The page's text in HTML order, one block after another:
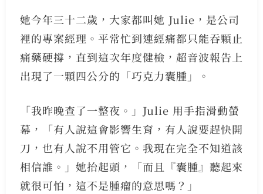
她今年三十二歲，大家都叫她 Julie，是公司
裡的專案經理。平常忙到連經痛都只能吞顆止
痛藥硬撐，直到這次年度健檢，超音波報告上
出現了一顆四公分的「巧克力囊腫」。
「我昨晚查了一整夜。」Julie 用手指滑動螢
幕，「有人說這會影響生育，有人說要趕快開
刀，也有人說不用管它。我現在完全不知道該
相信誰。」她抬起頭，「而且『囊腫』聽起來
就很可怕，這不是腫瘤的意思嗎？」